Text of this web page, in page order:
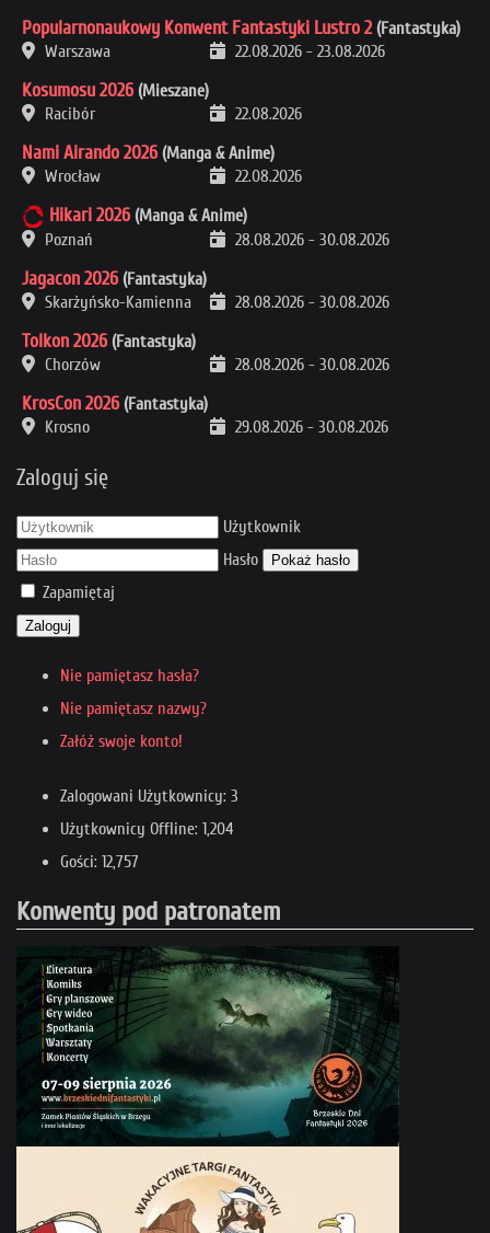
Popularnonaukowy Konwent Fantastyki Lustro 2 (Fantastyka)
Warszawa
22.08.2026 - 23.08.2026
Kosumosu 2026 (Mieszane)
Racibór
22.08.2026
Nami Airando 2026 (Manga & Anime)
Wrocław
22.08.2026
Hikari 2026 (Manga & Anime)
Poznań
28.08.2026 - 30.08.2026
Jagacon 2026 (Fantastyka)
Skarżyńsko-Kamienna
28.08.2026 - 30.08.2026
Tolkon 2026 (Fantastyka)
Chorzów
28.08.2026 - 30.08.2026
KrosCon 2026 (Fantastyka)
Krosno
29.08.2026 - 30.08.2026
Zaloguj się
Użytkownik
Hasło
Pokaż hasło
Zapamiętaj
Zaloguj
Nie pamiętasz hasła?
Nie pamiętasz nazwy?
Załóż swoje konto!
Zalogowani Użytkownicy: 3
Użytkownicy Offline: 1,204
Gości: 12,757
Konwenty pod patronatem